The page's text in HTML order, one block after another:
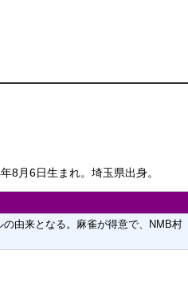
8月6日生まれ。埼玉県出身。
由来となる。麻雀が得意で、NMB村